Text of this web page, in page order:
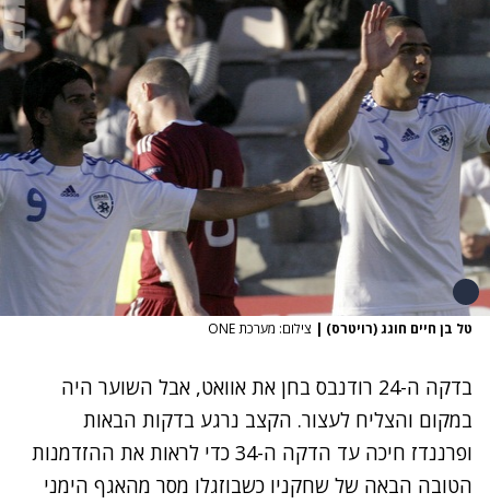
טל בן חיים חוגג (רויטרס) | צילום: מערכת ONE
בדקה ה-24 רודנבס בחן את אוואט, אבל השוער היה
במקום והצליח לעצור. הקצב נרגע בדקות הבאות
ופרננדז חיכה עד הדקה ה-34 כדי לראות את ההזדמנות
הטובה הבאה של שחקניו כשבוזגלו מסר מהאגף הימני